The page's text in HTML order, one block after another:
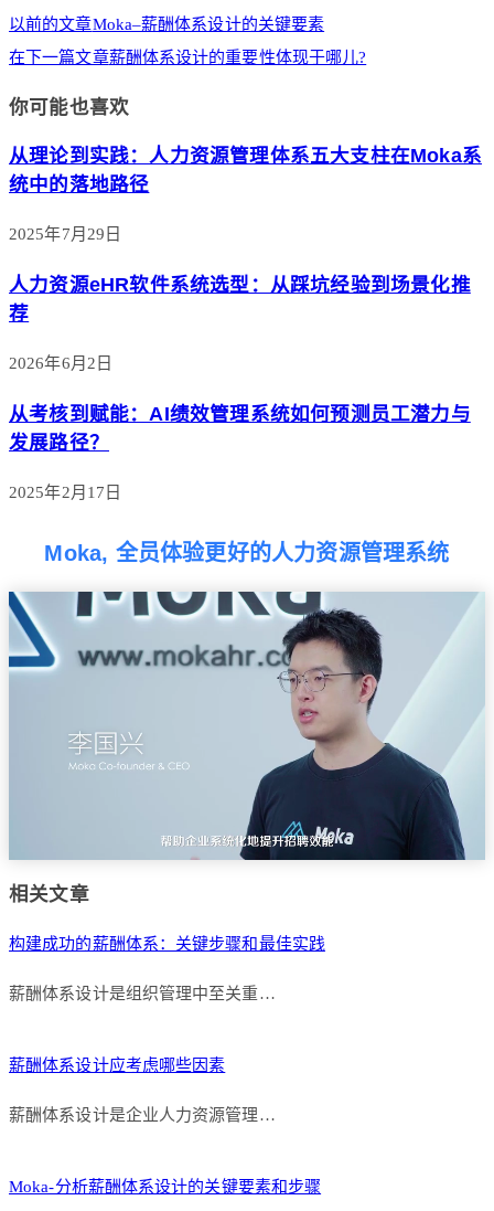
以前的文章Moka–薪酬体系设计的关键要素
在下一篇文章薪酬体系设计的重要性体现于哪儿?
你可能也喜欢
从理论到实践：人力资源管理体系五大支柱在Moka系
统中的落地路径
2025年7月29日
人力资源eHR软件系统选型：从踩坑经验到场景化推
荐
2026年6月2日
从考核到赋能：AI绩效管理系统如何预测员工潜力与
发展路径？
2025年2月17日
Moka, 全员体验更好的人力资源管理系统
相关文章
构建成功的薪酬体系：关键步骤和最佳实践
薪酬体系设计是组织管理中至关重…
薪酬体系设计应考虑哪些因素
薪酬体系设计是企业人力资源管理…
Moka-分析薪酬体系设计的关键要素和步骤